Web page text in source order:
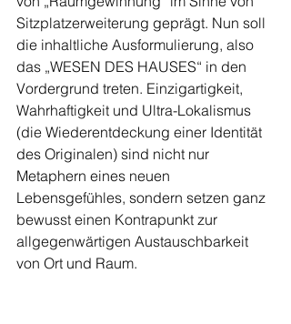
Sitzplatzerweiterung geprägt. Nun soll
die inhaltliche Ausformulierung, also
das „WESEN DES HAUSES“ in den
Vordergrund treten. Einzigartigkeit,
Wahrhaftigkeit und Ultra-Lokalismus
(die Wiederentdeckung einer Identität
des Originalen) sind nicht nur
Metaphern eines neuen
Lebensgefühles, sondern setzen ganz
bewusst einen Kontrapunkt zur
allgegenwärtigen Austauschbarkeit
von Ort und Raum.